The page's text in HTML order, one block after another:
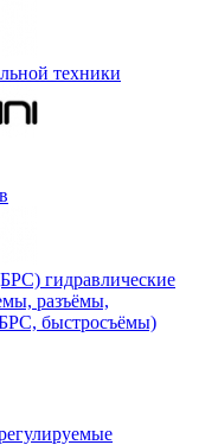
техники
гидравлические
разъёмы,
быстросъёмы)